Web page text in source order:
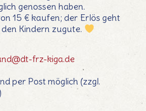
genossen haben.
15 € kaufen; der Erlös geht
Kindern zugute.
frz-kiga.de
per Post möglich (zzgl.